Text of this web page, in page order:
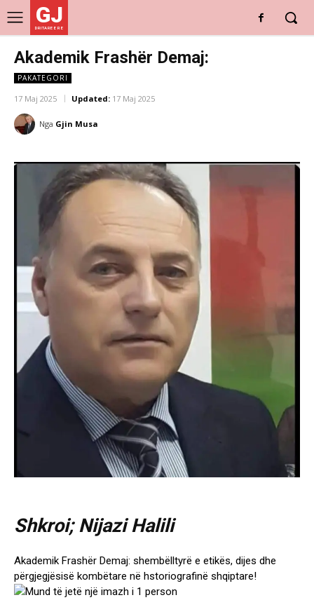
GJ
DRITARE E RE
Akademik Frashër Demaj:
PAKATEGORI
17 Maj 2025 Updated: 17 Maj 2025
Nga Gjin Musa
Shkroi; Nijazi Halili
Akademik Frashër Demaj: shembëlltyrë e etikës, dijes dhe
përgjegjësisë kombëtare në hstoriografinë shqiptare!